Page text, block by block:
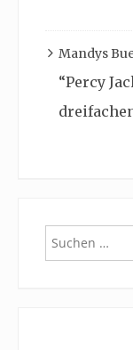
Mandys
“Percy
Suchen
nach: